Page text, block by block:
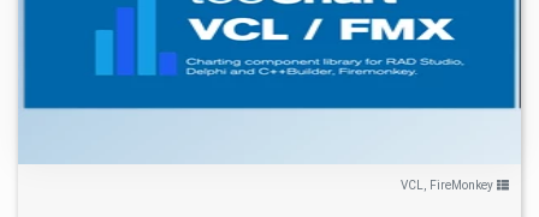
۷/۹۸K ۴۲/۱K ۱۴۰۵/۰۱/۱۹
VCL, FireMonkey